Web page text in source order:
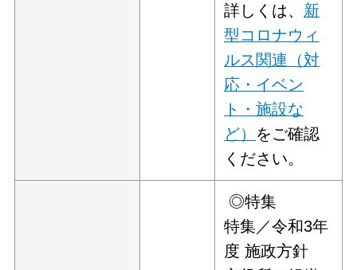
詳しくは、 新
型コロナウィ
ルス関連（対
応・イベン
ト・施設な
ど） をご確認
ください。
◎特集
特集／令和3年
度 施政方針